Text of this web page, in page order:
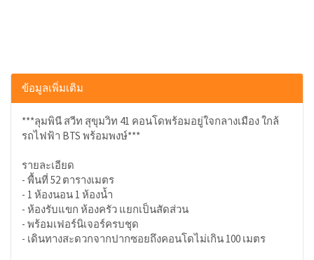
ข้อมูลเพิ่มเติม
***ลุมพินี สวีท สุขุมวิท 41 คอนโดพร้อมอยู่ใจกลางเมือง ใกล้
รถไฟฟ้า BTS พร้อมพงษ์***
รายละเอียด
- พื้นที่ 52 ตารางเมตร
- 1 ห้องนอน 1 ห้องน้ำ
- ห้องรับแขก ห้องครัว แยกเป็นสัดส่วน
- พร้อมเฟอร์นิเจอร์ครบชุด
- เดินทางสะดวกจากปากซอยถึงคอนโดไม่เกิน 100 เมตร